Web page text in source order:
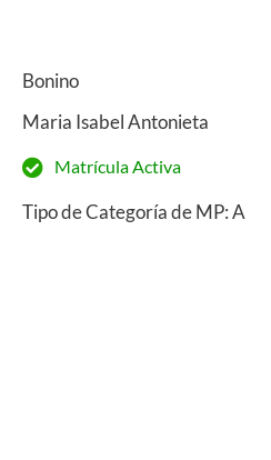
Bonino
Maria Isabel Antonieta
Matrícula Activa
Tipo de Categoría de MP: A